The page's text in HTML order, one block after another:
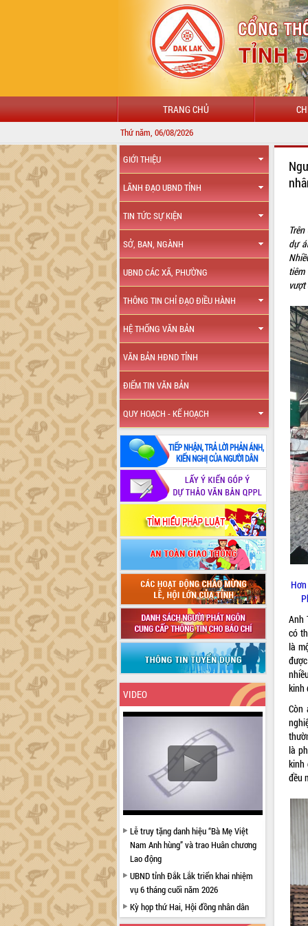
TRANG CHỦ
Thứ năm, 06/08/2026
GIỚI THIỆU
LÃNH ĐẠO UBND TỈNH
TIN TỨC SỰ KIỆN
SỞ, BAN, NGÀNH
UBND CÁC XÃ, PHƯỜNG
THÔNG TIN CHỈ ĐẠO ĐIỀU HÀNH
HỆ THỐNG VĂN BẢN
VĂN BẢN HĐND TỈNH
ĐIỂM TIN VĂN BẢN
QUY HOẠCH - KẾ HOẠCH
VIDEO
Lễ truy tặng danh hiệu “Bà Mẹ Việt
Nam Anh hùng” và trao Huân chương
Lao động
UBND tỉnh Đắk Lắk triển khai nhiệm
vụ 6 tháng cuối năm 2026
Kỳ họp thứ Hai, Hội đồng nhân dân
tỉnh khóa XI quyết nghị nhiều nội dung
dự
tiêm
Anh
có
là
kinh
Còn
là
kinh
đều